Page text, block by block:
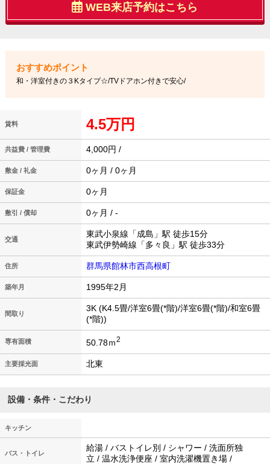
WEB来店予約はこちら
和・洋室付きの３Kタイプ☆/TVドアホン付きで安心/
賃料 4.5万円
共益費 / 管理費 4,000円 /
敷金 / 礼金 0ヶ月 / 0ヶ月
保証金 0ヶ月
敷引 / 償却 0ヶ月 / -
交通
東武小泉線「成島」駅 徒歩15分
東武伊勢崎線「多々良」駅 徒歩33分
住所 群馬県館林市西高根町
築年月 1995年2月
間取り
3K (K4.5畳/洋室6畳(*階)/洋室6畳(*階)/和室6畳
(*階))
専有面積 50.78ｍ2
主要採光面 北東
設備・条件・こだわり
キッチン
バス・トイレ
給湯 / バストイレ別 / シャワー / 洗面所独
立 / 温水洗浄便座 / 室内洗濯機置き場 /